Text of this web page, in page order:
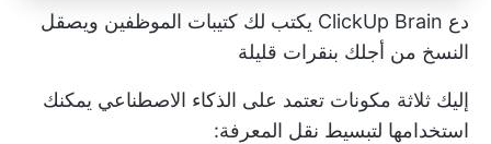
دع ClickUp Brain يكتب لك كتيبات الموظفين ويصقل
النسخ من أجلك بنقرات قليلة
إليك ثلاثة مكونات تعتمد على الذكاء الاصطناعي يمكنك
استخدامها لتبسيط نقل المعرفة: